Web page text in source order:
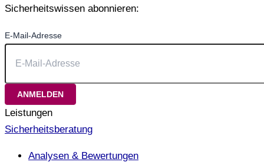
Sicherheitswissen abonnieren:
E-Mail-Adresse
Leistungen
Sicherheitsberatung
Analysen & Bewertungen